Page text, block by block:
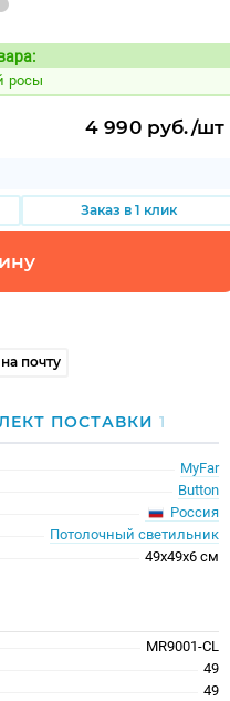
Код:
1090582
росы
4 990 руб./шт
Заказ в 1 клик
почту
ПОСТАВКИ 1
MyFar
Button
Россия
Потолочный светильник
49x49x6 см
MR9001-CL
49
49